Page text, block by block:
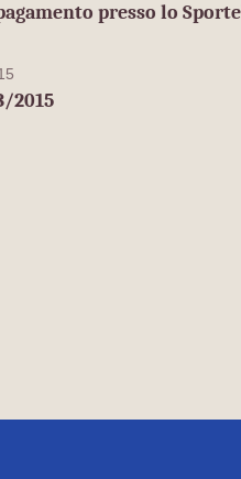
presso lo
2015